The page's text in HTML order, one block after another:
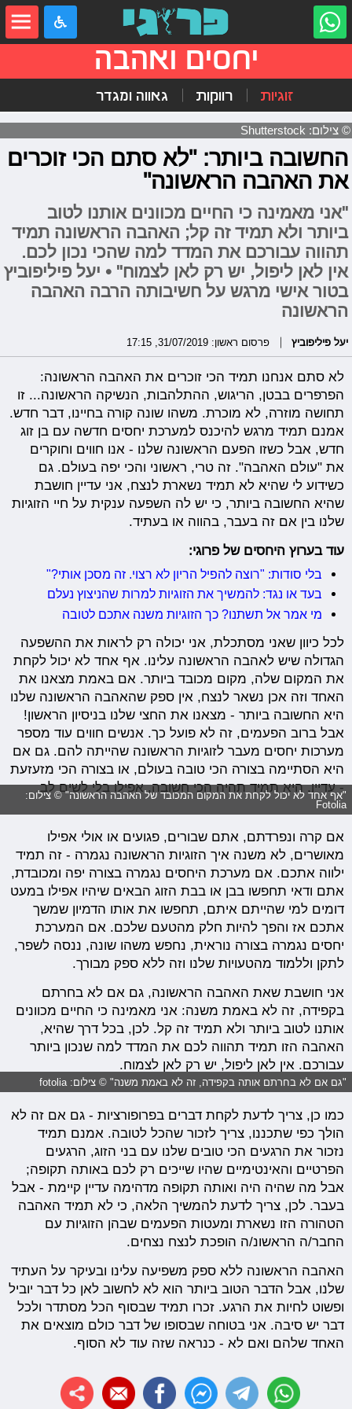
יחסים ואהבה
זוגיות רווקות גאווה ומגדר
© צילום: Shutterstock
החשובה ביותר: "לא סתם הכי זוכרים
את האהבה הראשונה"
"אני מאמינה כי החיים מכוונים אותנו לטוב
ביותר ולא תמיד זה קל; האהבה הראשונה תמיד
תהווה עבורכם את המדד למה שהכי נכון לכם.
אין לאן ליפול, יש רק לאן לצמוח" • יעל פיליפוביץ
בטור אישי מרגש על חשיבותה הרבה האהבה
הראשונה
יעל פיליפוביץ פרסום ראשון: 31/07/2019, 17:15
לא סתם אנחנו תמיד הכי זוכרים את האהבה הראשונה:
הפרפרים בבטן, הריגוש, ההתלהבות, הנשיקה הראשונה... זו
תחושה מוזרה, לא מוכרת. משהו שונה קורה בחיינו, דבר חדש.
אמנם תמיד מרגש להיכנס למערכת יחסים חדשה עם בן זוג
חדש, אבל כשזו הפעם הראשונה שלנו - אנו חווים וחוקרים
את "עולם האהבה". זה טרי, ראשוני והכי יפה בעולם. גם
כשידוע לי שהיא לא תמיד נשארת לנצח, אני עדיין חושבת
שהיא החשובה ביותר, כי יש לה השפעה ענקית על חיי הזוגיות
שלנו בין אם זה בעבר, בהווה או בעתיד.
עוד בערוץ היחסים של פרוגי:
בלי סודות: "רוצה להפיל הריון לא רצוי. זה מסכן אותי?"
בעד או נגד: להמשיך את הזוגיות למרות שהניצוץ נעלם
מי אמר אל תשתנו? כך הזוגיות משנה אתכם לטובה
לכל כיוון שאני מסתכלת, אני יכולה רק לראות את ההשפעה
הגדולה שיש לאהבה הראשונה עלינו. אף אחד לא יכול לקחת
את המקום שלה, מקום מכובד ביותר. אם באמת מצאנו את
האחד וזה אכן נשאר לנצח, אין ספק שהאהבה הראשונה שלנו
היא החשובה ביותר - מצאנו את החצי שלנו בניסיון הראשון!
אבל ברוב הפעמים, זה לא פועל כך. אנשים חווים עוד מספר
מערכות יחסים מעבר לזוגיות הראשונה שהייתה להם. גם אם
היא הסתיימה בצורה הכי טובה בעולם, או בצורה הכי מזעזעת
- עדיין, היא תמיד תהיה הכי חשובה, אפילו בלי לשים לב.
"אף אחד לא יכול לקחת את המקום המכובד של האהבה הראשונה" © צילום:
Fotolia
אם קרה ונפרדתם, אתם שבורים, פגועים או אולי אפילו
מאושרים, לא משנה איך הזוגיות הראשונה נגמרה - זה תמיד
ילווה אתכם. אם מערכת היחסים נגמרה בצורה יפה ומכובדת,
אתם ודאי תחפשו בבן או בבת הזוג הבאים שיהיו אפילו במעט
דומים למי שהייתם איתם, תחפשו את אותו הדמיון שמשך
אתכם אז והפך להיות חלק מהטעם שלכם. אם המערכת
יחסים נגמרה בצורה נוראית, נחפש משהו שונה, ננסה לשפר,
לתקן וללמוד מהטעויות שלנו וזה ללא ספק מבורך.
אני חושבת שאת האהבה הראשונה, גם אם לא בחרתם
בקפידה, זה לא באמת משנה: אני מאמינה כי החיים מכוונים
אותנו לטוב ביותר ולא תמיד זה קל. לכן, בכל דרך שהיא,
האהבה הזו תמיד תהווה לכם את המדד למה שנכון ביותר
עבורכם. אין לאן ליפול, יש רק לאן לצמוח.
"גם אם לא בחרתם אותה בקפידה, זה לא באמת משנה" © צילום: fotolia
כמו כן, צריך לדעת לקחת דברים בפרופורציות - גם אם זה לא
הולך כפי שתכננו, צריך לזכור שהכל לטובה. אמנם תמיד
נזכור את הרגעים הכי טובים שלנו עם בני הזוג, הרגעים
הפרטיים והאינטימיים שהיו שייכים רק לכם באותה תקופה;
אבל מה שהיה היה ואותה תקופה מדהימה עדיין קיימת - אבל
בעבר. לכן, צריך לדעת להמשיך הלאה, כי לא תמיד האהבה
הטהורה הזו נשארת ומעטות הפעמים שבהן הזוגיות עם
החבר/ה הראשונ/ה הופכת לנצח נצחים.
האהבה הראשונה ללא ספק משפיעה עלינו ובעיקר על העתיד
שלנו, אבל הדבר הטוב ביותר הוא לא לחשוב לאן כל דבר יוביל
ופשוט לחיות את הרגע. זכרו תמיד שבסוף הכל מסתדר ולכל
דבר יש סיבה. אני בטוחה שבסופו של דבר כולם מוצאים את
האחד שלהם ואם לא - כנראה שזה עוד לא הסוף.